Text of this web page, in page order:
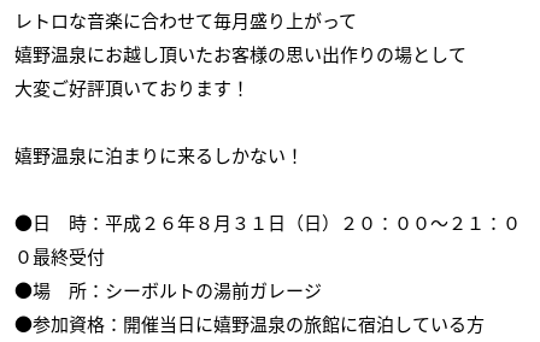
レトロな音楽に合わせて毎月盛り上がって
嬉野温泉にお越し頂いたお客様の思い出作りの場として
大変ご好評頂いております！
嬉野温泉に泊まりに来るしかない！
●日 時：平成２６年８月３１日（日）２０：００〜２１：０
０最終受付
●場 所：シーボルトの湯前ガレージ
●参加資格：開催当日に嬉野温泉の旅館に宿泊している方